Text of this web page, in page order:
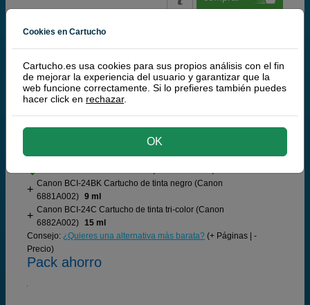
Canon
Canon Pack cartuchos BCI-24 (negro) + BCI-24
(tri-color)
Canon BCI-24BK Cartucho de tinta negro (Canon
6881A002) 9 ml
Canon BCI-24C Cartucho de tinta tri-color (Canon
6882A002) 15 ml
Consejo: ¿Quieres una alternativa más barata? (+ Páginas | -
Precio)
Pack ahorro
Cookies en Cartucho
Cartucho.es usa cookies para sus propios análisis con el fin
de mejorar la experiencia del usuario y garantizar que la
web funcione correctamente. Si lo prefieres también puedes
hacer click en rechazar.
OK